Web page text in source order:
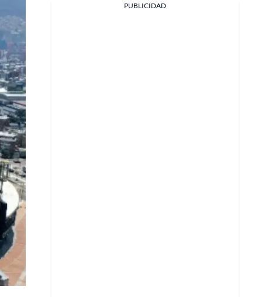
PUBLICIDAD